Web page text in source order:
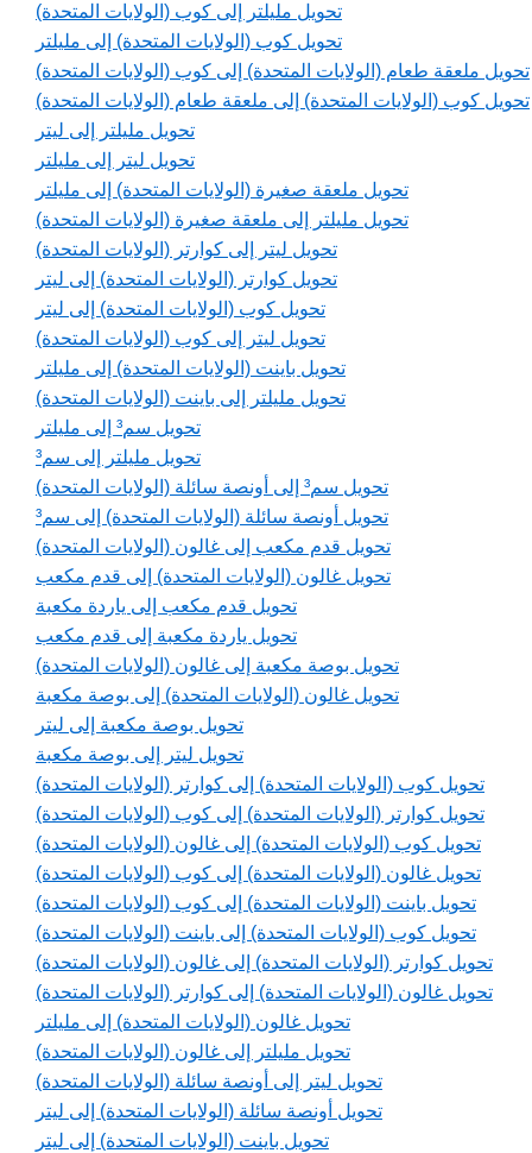
تحويل مليلتر إلى كوب (الولايات المتحدة)
تحويل كوب (الولايات المتحدة) إلى مليلتر
تحويل ملعقة طعام (الولايات المتحدة) إلى كوب (الولايات المتحدة)
تحويل كوب (الولايات المتحدة) إلى ملعقة طعام (الولايات المتحدة)
تحويل مليلتر إلى ليتر
تحويل ليتر إلى مليلتر
تحويل ملعقة صغيرة (الولايات المتحدة) إلى مليلتر
تحويل مليلتر إلى ملعقة صغيرة (الولايات المتحدة)
تحويل ليتر إلى كوارتر (الولايات المتحدة)
تحويل كوارتر (الولايات المتحدة) إلى ليتر
تحويل كوب (الولايات المتحدة) إلى ليتر
تحويل ليتر إلى كوب (الولايات المتحدة)
تحويل باينت (الولايات المتحدة) إلى مليلتر
تحويل مليلتر إلى باينت (الولايات المتحدة)
تحويل سم³ إلى مليلتر
تحويل مليلتر إلى سم³
تحويل سم³ إلى أونصة سائلة (الولايات المتحدة)
تحويل أونصة سائلة (الولايات المتحدة) إلى سم³
تحويل قدم مكعب إلى غالون (الولايات المتحدة)
تحويل غالون (الولايات المتحدة) إلى قدم مكعب
تحويل قدم مكعب إلى ياردة مكعبة
تحويل ياردة مكعبة إلى قدم مكعب
تحويل بوصة مكعبة إلى غالون (الولايات المتحدة)
تحويل غالون (الولايات المتحدة) إلى بوصة مكعبة
تحويل بوصة مكعبة إلى ليتر
تحويل ليتر إلى بوصة مكعبة
تحويل كوب (الولايات المتحدة) إلى كوارتر (الولايات المتحدة)
تحويل كوارتر (الولايات المتحدة) إلى كوب (الولايات المتحدة)
تحويل كوب (الولايات المتحدة) إلى غالون (الولايات المتحدة)
تحويل غالون (الولايات المتحدة) إلى كوب (الولايات المتحدة)
تحويل باينت (الولايات المتحدة) إلى كوب (الولايات المتحدة)
تحويل كوب (الولايات المتحدة) إلى باينت (الولايات المتحدة)
تحويل كوارتر (الولايات المتحدة) إلى غالون (الولايات المتحدة)
تحويل غالون (الولايات المتحدة) إلى كوارتر (الولايات المتحدة)
تحويل غالون (الولايات المتحدة) إلى مليلتر
تحويل مليلتر إلى غالون (الولايات المتحدة)
تحويل ليتر إلى أونصة سائلة (الولايات المتحدة)
تحويل أونصة سائلة (الولايات المتحدة) إلى ليتر
تحويل باينت (الولايات المتحدة) إلى ليتر